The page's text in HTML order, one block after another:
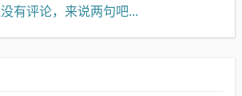
有评论，来说两句吧...